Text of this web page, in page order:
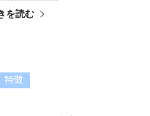
を読む
特徴